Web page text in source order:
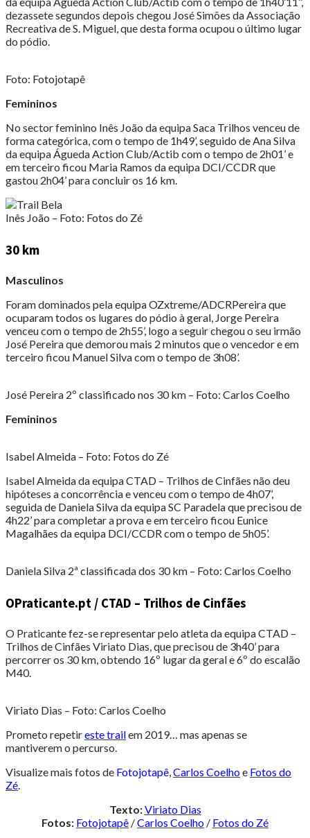
dezassete segundos depois chegou José Simões da Associação
Recreativa de S. Miguel, que desta forma ocupou o último lugar
do pódio.
Foto: Fotojotapê
Femininos
No sector feminino Inês João da equipa Saca Trilhos venceu de
forma categórica, com o tempo de 1h49’, seguido de Ana Silva
da equipa Águeda Action Club/Actib com o tempo de 2h01’ e
em terceiro ficou Maria Ramos da equipa DCI/CCDR que
gastou 2h04’ para concluir os 16 km.
Inês João – Foto: Fotos do Zé
30 km
Masculinos
Foram dominados pela equipa OZxtreme/ADCRPereira que
ocuparam todos os lugares do pódio à geral, Jorge Pereira
venceu com o tempo de 2h55’, logo a seguir chegou o seu irmão
José Pereira que demorou mais 2 minutos que o vencedor e em
terceiro ficou Manuel Silva com o tempo de 3h08’.
José Pereira 2º classificado nos 30 km – Foto: Carlos Coelho
Femininos
Isabel Almeida – Foto: Fotos do Zé
Isabel Almeida da equipa CTAD – Trilhos de Cinfães não deu
hipóteses a concorrência e venceu com o tempo de 4h07’,
seguida de Daniela Silva da equipa SC Paradela que precisou de
4h22’ para completar a prova e em terceiro ficou Eunice
Magalhães da equipa DCI/CCDR com o tempo de 5h05’.
Daniela Silva 2ª classificada dos 30 km – Foto: Carlos Coelho
OPraticante.pt / CTAD – Trilhos de Cinfães
O Praticante fez-se representar pelo atleta da equipa CTAD –
Trilhos de Cinfães Viriato Dias, que precisou de 3h40’ para
percorrer os 30 km, obtendo 16º lugar da geral e 6º do escalão
M40.
Viriato Dias – Foto: Carlos Coelho
Prometo repetireste trailem 2019… mas apenas se
mantiverem o percurso.
Visualize mais fotos de Fotojotapê Carlos Coelhoe Fotos do
Zé
Texto:Viriato Dias
Fotos: Fotojotapê /Carlos Coelho / Fotos do Zé